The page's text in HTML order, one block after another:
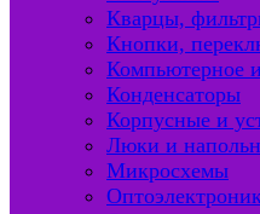
Кварцы,
Кнопки,
Компьютерное
Конденсаторы
Корпусные и
Люки и
Микросхемы